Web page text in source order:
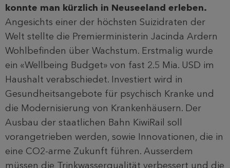
konnte man kürzlich in Neuseeland erleben.
Angesichts einer der höchsten Suizidraten der
Welt stellte die Premierministerin Jacinda Ardern
Wohlbefinden über Wachstum. Erstmalig wurde
ein «Wellbeing Budget» von fast 2.5 Mia. USD im
Haushalt verabschiedet. Investiert wird in
Gesundheitsangebote für psychisch Kranke und
die Modernisierung von Krankenhäusern. Der
Ausbau der staatlichen Bahn KiwiRail soll
vorangetrieben werden, sowie Innovationen, die in
eine CO2-arme Zukunft führen. Ausserdem
müssen die Trinkwasserqualität verbessert und die